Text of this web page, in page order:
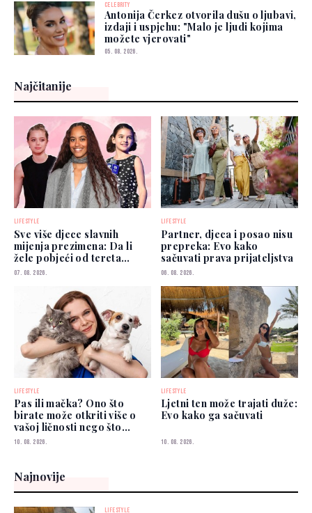
CELEBRITY
Antonija Čerkez otvorila dušu o ljubavi,
izdaji i uspjehu: "Malo je ljudi kojima
možete vjerovati"
05. 08. 2026.
Najčitanije
LIFESTYLE
Sve više djece slavnih
mijenja prezimena: Da li
žele pobjeći od tereta
poznatih roditelja?
07. 08. 2026.
LIFESTYLE
Partner, djeca i posao nisu
prepreka: Evo kako
sačuvati prava prijateljstva
06. 08. 2026.
LIFESTYLE
Pas ili mačka? Ono što
birate može otkriti više o
vašoj ličnosti nego što
mislite
10. 08. 2026.
LIFESTYLE
Ljetni ten može trajati duže:
Evo kako ga sačuvati
10. 08. 2026.
Najnovije
LIFESTYLE